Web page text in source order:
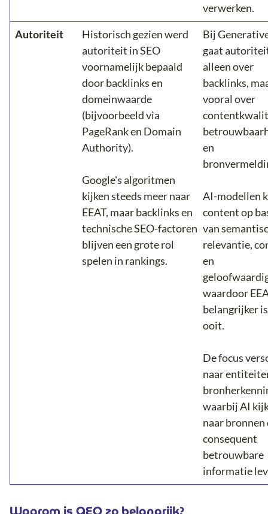
verwerken.
Autoriteit
Historisch gezien werd
autoriteit in SEO
voornamelijk bepaald
door backlinks en
domeinwaarde
(bijvoorbeeld via
PageRank en Domain
Authority).
Google's algoritmen
kijken steeds meer naar
EEAT, maar backlinks en
technische SEO-factoren
blijven een grote rol
spelen in rankings.
Bij
gaat
alleen over
backlinks,
vooral over
en
AI-modellen
content op
van
relevantie,
en
waardoor
belangrijker
ooit.
De focus
naar
waarbij AI
naar bronnen
consequent
betrouwbare
informatie